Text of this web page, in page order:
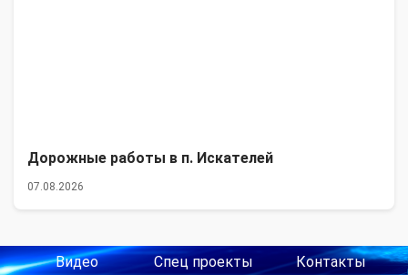
Дорожные работы в п. Искателей
07.08.2026
Видео
Спец проекты
Контакты